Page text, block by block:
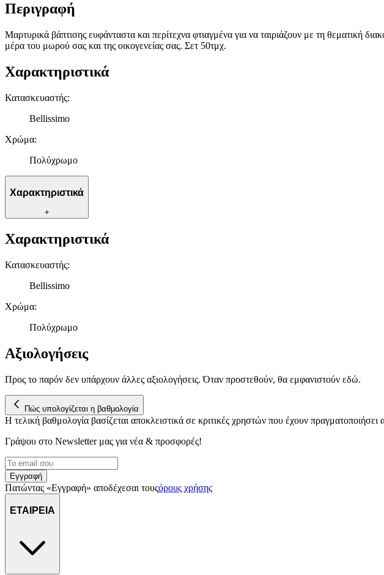
Περιγραφή
Μαρτυρικά βάπτισης ευφάνταστα και περίτεχνα φτιαγμένα για να ταιριάζουν με τη θεματική
μέρα του μωρού σας και της οικογενείας σας. Σετ 50τμχ.
Χαρακτηριστικά
Κατασκευαστής:
Bellissimo
Χρώμα:
Πολύχρωμο
Χαρακτηριστικά
+
Χαρακτηριστικά
Κατασκευαστής:
Bellissimo
Χρώμα:
Πολύχρωμο
Αξιολογήσεις
Προς το παρόν δεν υπάρχουν άλλες αξιολογήσεις. Όταν προστεθούν, θα εμφανιστούν εδώ.
Πώς υπολογίζεται η βαθμολογία
Η τελική βαθμολογία βασίζεται αποκλειστικά σε κριτικές χρηστών που έχουν
Γράψου στο Νewsletter μας για νέα & προσφορές!
Εγγραφή
Πατώντας «Εγγραφή» αποδέχεσαι τουςόρους χρήσης
ΕΤΑΙΡΕΙΑ